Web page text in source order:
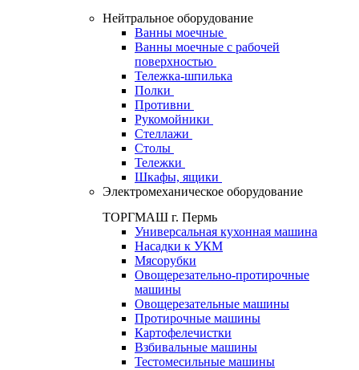
Нейтральное оборудование
Ванны моечные
Ванны моечные с рабочей
поверхностью
Тележка-шпилька
Полки
Противни
Рукомойники
Стеллажи
Столы
Тележки
Шкафы, ящики
Электромеханическое оборудование
ТОРГМАШ г. Пермь
Универсальная кухонная машина
Насадки к УКМ
Мясорубки
Овощерезательно-протирочные
машины
Овощерезательные машины
Протирочные машины
Картофелечистки
Взбивальные машины
Тестомесильные машины